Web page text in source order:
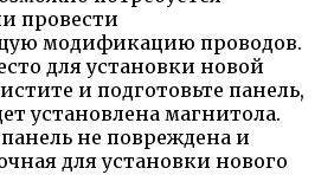
провести
модификацию проводов.
для установки новой
и подготовьте панель,
установлена магнитола.
не повреждена и
для установки нового